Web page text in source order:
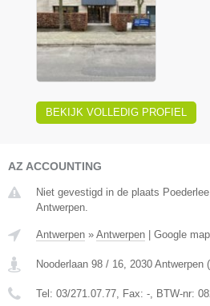
BEKIJK VOLLEDIG PROFIEL
AZ ACCOUNTING
Niet gevestigd in de plaats
Antwerpen.
Antwerpen » Antwerpen | Google
Nooderlaan 98 / 16 2030 Antwerpen (
Tel: 03/271.07.77 , Fax: - , BTW-nr: